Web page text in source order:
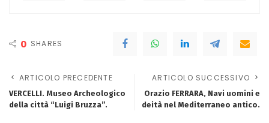
0 SHARES
ARTICOLO PRECEDENTE
VERCELLI. Museo Archeologico
della città “Luigi Bruzza”.
ARTICOLO SUCCESSIVO
Orazio FERRARA, Navi uomini e
deità nel Mediterraneo antico.